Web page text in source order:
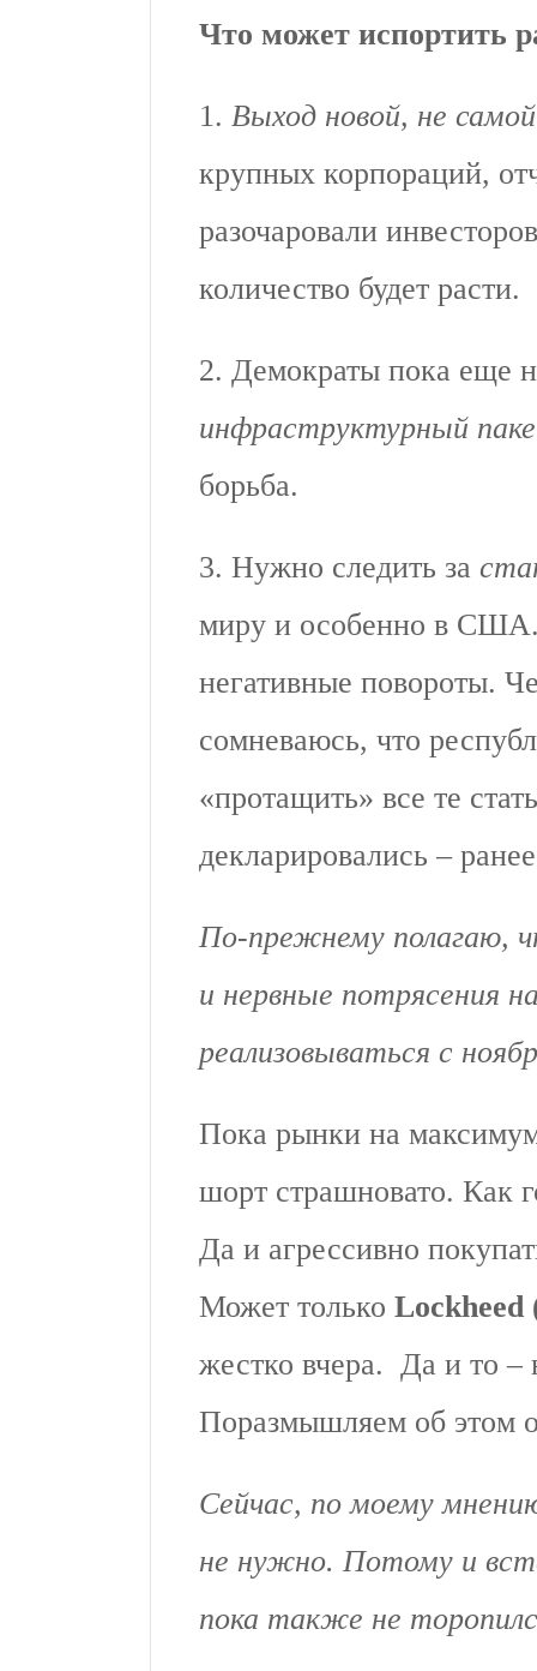
Что может испортить
1. Выход новой, не
крупных корпораций,
разочаровали
количество будет расти.
2. Демократы пока еще
инфраструктурный
борьба.
3. Нужно следить за
миру и особенно в
негативные повороты.
сомневаюсь, что
«протащить» все те
декларировались –
По-прежнему полагаю,
и нервные потрясения
реализовываться с
Пока рынки на
шорт страшновато. Как
Да и агрессивно
Может только
жестко вчера. Да и то –
Поразмышляем об этом
Сейчас, по моему
не нужно. Потому и
пока также не